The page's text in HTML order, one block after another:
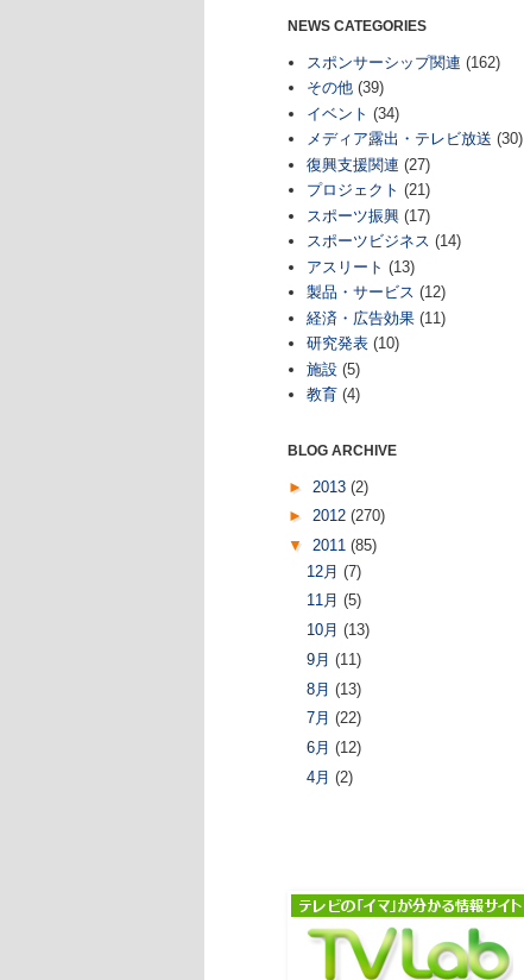
NEWS CATEGORIES
スポンサーシップ関連 (162)
その他 (39)
イベント (34)
メディア露出・テレビ放送 (30)
復興支援関連 (27)
プロジェクト (21)
スポーツ振興 (17)
スポーツビジネス (14)
アスリート (13)
製品・サービス (12)
経済・広告効果 (11)
研究発表 (10)
施設 (5)
教育 (4)
BLOG ARCHIVE
► 2013 (2)
► 2012 (270)
▼ 2011 (85)
12月 (7)
11月 (5)
10月 (13)
9月 (11)
8月 (13)
7月 (22)
6月 (12)
4月 (2)